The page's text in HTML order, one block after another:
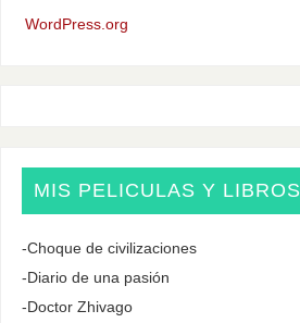
WordPress.org
MIS PELICULAS Y
-Choque de civilizaciones
-Diario de una pasión
-Doctor Zhivago